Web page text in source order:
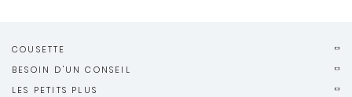
COUSETTE
BESOIN D'UN CONSEIL
LES PETITS PLUS